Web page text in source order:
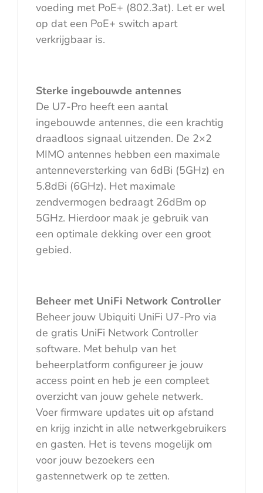
voeding met PoE+ (802.3at). Let er wel
op dat een PoE+ switch apart
verkrijgbaar is.
Sterke ingebouwde antennes
De U7-Pro heeft een aantal
ingebouwde antennes, die een krachtig
draadloos signaal uitzenden. De 2×2
MIMO antennes hebben een maximale
antenneversterking van 6dBi (5GHz) en
5.8dBi (6GHz). Het maximale
zendvermogen bedraagt 26dBm op
5GHz. Hierdoor maak je gebruik van
een optimale dekking over een groot
gebied.
Beheer met UniFi Network Controller
Beheer jouw Ubiquiti UniFi U7-Pro via
de gratis UniFi Network Controller
software. Met behulp van het
beheerplatform configureer je jouw
access point en heb je een compleet
overzicht van jouw gehele netwerk.
Voer firmware updates uit op afstand
en krijg inzicht in alle netwerkgebruikers
en gasten. Het is tevens mogelijk om
voor jouw bezoekers een
gastennetwerk op te zetten.